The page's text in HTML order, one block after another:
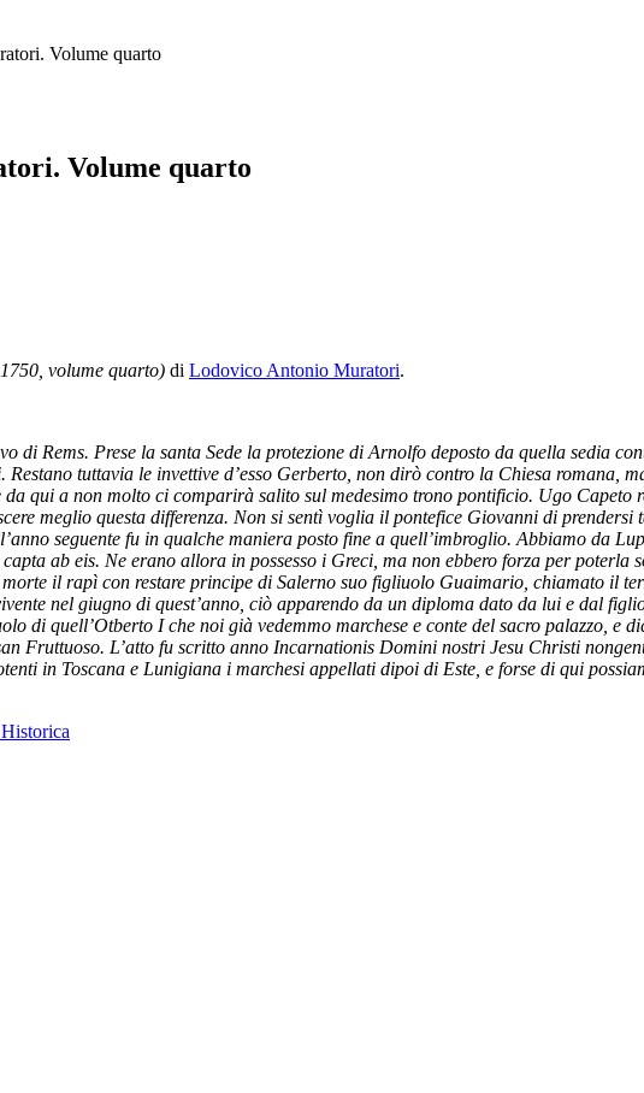
Volume quarto
Volume quarto
volume quarto) di Lodovico Antonio Muratori.
Rems. Prese la santa Sede la protezione di Arnolfo deposto da quella sedia
tuttavia le invettive d’esso Gerberto, non dirò contro la Chiesa romana,
qui a non molto ci comparirà salito sul medesimo trono pontificio. Ugo
meglio questa differenza. Non si sentì voglia il pontefice Giovanni di
seguente fu in qualche maniera posto fine a quell’imbroglio. Abbiamo da
ab eis. Ne erano allora in possesso i Greci, ma non ebbero forza per poterla
il rapì con restare principe di Salerno suo figliuolo Guaimario, chiamato il
nel giugno di quest’anno, ciò apparendo da un diploma dato da lui e dal
di quell’Otberto I che noi già vedemmo marchese e conte del sacro palazzo, e
Fruttuoso. L’atto fu scritto anno Incarnationis Domini nostri Jesu Christi
in Toscana e Lunigiana i marchesi appellati dipoi di Este, e forse di qui